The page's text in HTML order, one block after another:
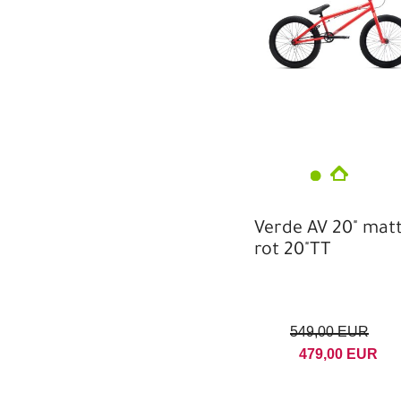
Verde AV 20"
rot 20"TT
549,00 EUR
479,00 EUR